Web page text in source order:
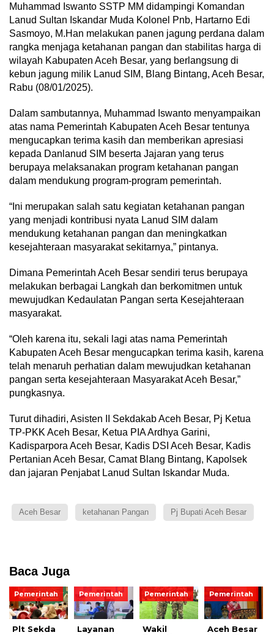
Muhammad Iswanto SSTP MM didampingi Komandan
Lanud Sultan Iskandar Muda Kolonel Pnb, Hartarno Edi
Sasmoyo, M.Han melakukan panen jagung perdana dalam
rangka menjaga ketahanan pangan dan stabilitas harga di
wilayah Kabupaten Aceh Besar, yang berlangsung di
kebun jagung milik Lanud SIM, Blang Bintang, Aceh Besar,
Rabu (08/01/2025).
Dalam sambutannya, Muhammad Iswanto menyampaikan
atas nama Pemerintah Kabupaten Aceh Besar tentunya
mengucapkan terima kasih dan memberikan apresiasi
kepada Danlanud SIM beserta Jajaran yang terus
berupaya melaksanakan program ketahanan pangan
dalam mendukung program-program pemerintah.
“Ini merupakan salah satu kegiatan ketahanan pangan
yang menjadi kontribusi nyata Lanud SIM dalam
mendukung ketahanan pangan dan meningkatkan
kesejahteraan masyarakat sekitarnya,” pintanya.
Dimana Pemerintah Aceh Besar sendiri terus berupaya
melakukan berbagai Langkah dan berkomitmen untuk
mewujudkan Kedaulatan Pangan serta Kesejahteraan
masyarakat.
“Oleh karena itu, sekali lagi atas nama Pemerintah
Kabupaten Aceh Besar mengucapkan terima kasih, karena
telah menaruh perhatian dalam mewujudkan ketahanan
pangan serta kesejahteraan Masyarakat Aceh Besar,”
pungkasnya.
Turut dihadiri, Asisten II Sekdakab Aceh Besar, Pj Ketua
TP-PKK Aceh Besar, Ketua PIA Ardhya Garini,
Kadisparpora Aceh Besar, Kadis DSI Aceh Besar, Kadis
Pertanian Aceh Besar, Camat Blang Bintang, Kapolsek
dan jajaran Penjabat Lanud Sultan Iskandar Muda.
Aceh Besar ketahanan Pangan Pj Bupati Aceh Besar
Baca Juga
Pemerintah
Plt Sekda
Pemerintah
Layanan
Pemerintah
Wakil
Pemerintah
Aceh Besar